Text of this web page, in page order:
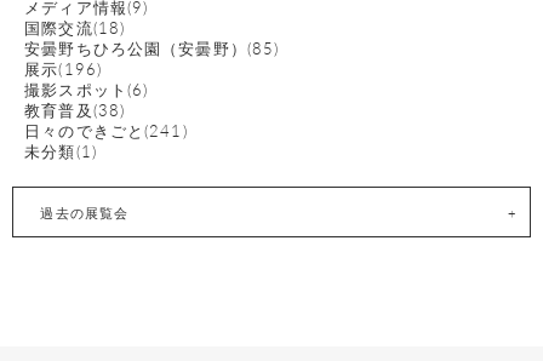
メディア情報(9)
国際交流(18)
安曇野ちひろ公園（安曇野）(85)
展示(196)
撮影スポット(6)
教育普及(38)
日々のできごと(241)
未分類(1)
過去の展覧会